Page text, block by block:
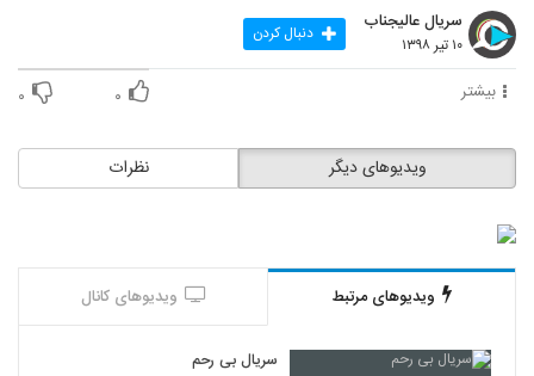
سریال عالیجناب
۱۰ تیر ۱۳۹۸ دنبال کردن
بیشتر ۰ ۰
نظرات ویدیوهای دیگر
ویدیوهای مرتبط ویدیوهای کانال
سریال بی رحم